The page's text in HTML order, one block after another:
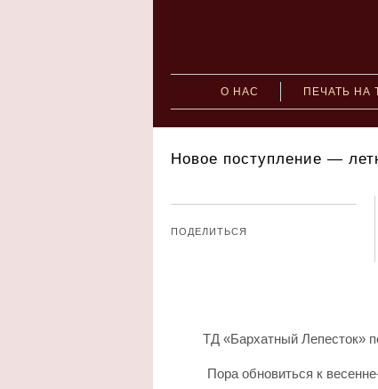
О НАС ПЕЧАТЬ НА
Новое поступление —
ПОДЕЛИТЬСЯ
ТД «Бархатный Лепесток»
Пора обновиться к